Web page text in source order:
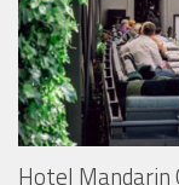
HOTELY &